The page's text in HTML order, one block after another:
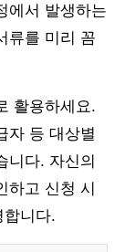
에서 발생하는
류를 미리 꼼
활용하세요.
자 등 대상별
니다. 자신의
하고 신청 시
합니다.